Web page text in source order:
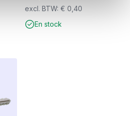
excl. BTW:€ 0,40
En stock